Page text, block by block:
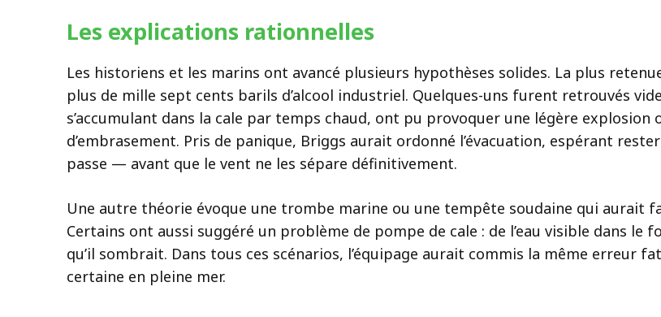
Les explications rationnelles
Les historiens et les marins ont avancé plusieurs hypothèses solides. La plus
plus de mille sept cents barils d’alcool industriel. Quelques-uns furent retrouvés
s’accumulant dans la cale par temps chaud, ont pu provoquer une légère
d’embrasement. Pris de panique, Briggs aurait ordonné l’évacuation, espérant
passe — avant que le vent ne les sépare définitivement.
Une autre théorie évoque une trombe marine ou une tempête soudaine qui aurait
Certains ont aussi suggéré un problème de pompe de cale : de l’eau visible dans
qu’il sombrait. Dans tous ces scénarios, l’équipage aurait commis la même
certaine en pleine mer.